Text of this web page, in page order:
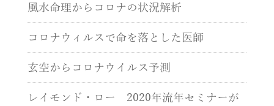
風水命理からコロナの状況解析
コロナウィルスで命を落とした医師
玄空からコロナウイルス予測
レイモンド・ロー 2020年流年セミナーが